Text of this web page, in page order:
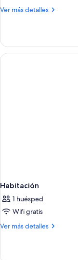
Ver más detalles
Más
Habitación
1 huésped
Wifi gratis
Ver más detalles
Más